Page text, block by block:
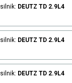
silnik: DEUTZ TD 2.9L4
silnik: DEUTZ TD 2.9L4
silnik: DEUTZ TD 2.9L4